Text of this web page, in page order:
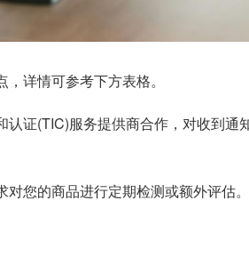
详情可参考下方表格。
证(TIC)服务提供商合作，对收到
您的商品进行定期检测或额外评估